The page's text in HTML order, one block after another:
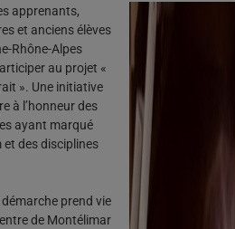
apprenants,
et anciens élèves
Rhône-Alpes
au projet «
». Une initiative
à l’honneur des
ayant marqué
et des disciplines
prend vie
de Montélimar